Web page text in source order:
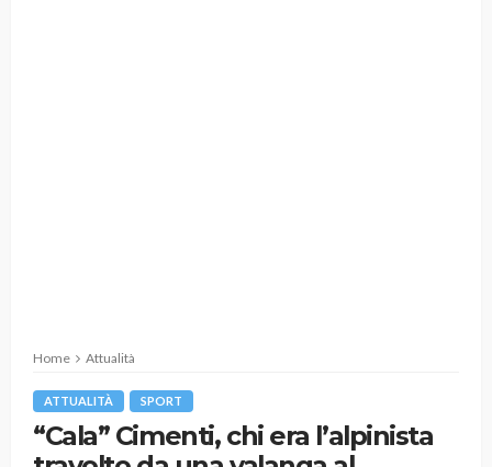
Home Attualità
ATTUALITÀ SPORT
“Cala” Cimenti, chi era l’alpinista